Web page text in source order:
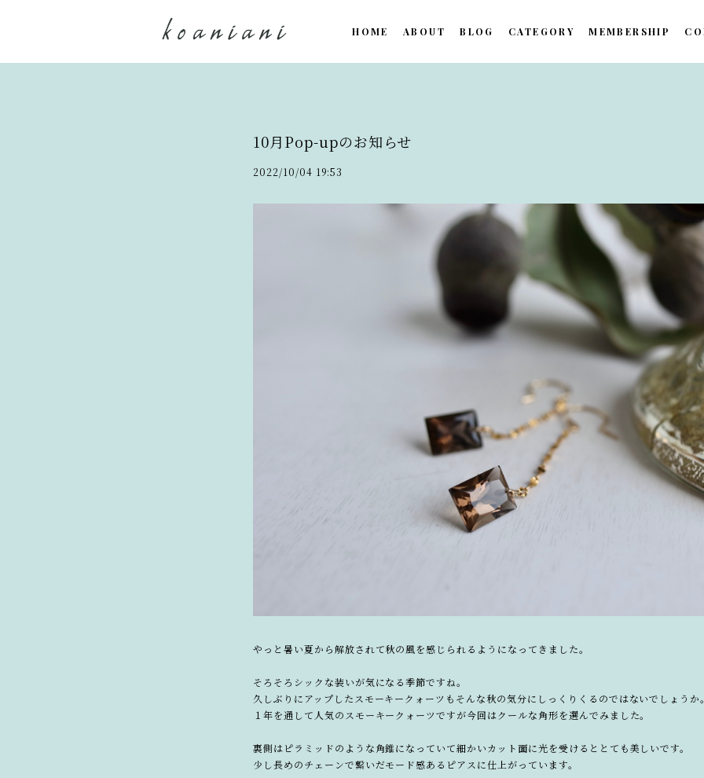
HOME ABOUT BLOG CATEGORY MEMBERSHIP
10月Pop-upのお知らせ
2022/10/04 19:53
やっと暑い夏から解放されて秋の風を感じられるようになってきました。
そろそろシックな装いが気になる季節ですね。
久しぶりにアップしたスモーキークォーツもそんな秋の気分にしっくりくるのではないでしょうか
１年を通して人気のスモーキークォーツですが今回はクールな角形を選んでみました。
裏側はピラミッドのような角錐になっていて細かいカット面に光を受けるととても美しいです。
少し長めのチェーンで繋いだモード感あるピアスに仕上がっています。